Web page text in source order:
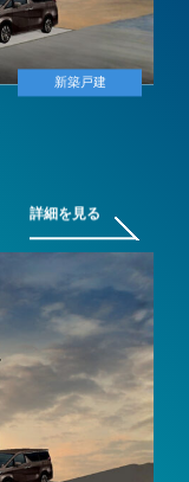
新築戸建
詳細を見る